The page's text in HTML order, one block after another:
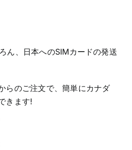
ん、日本へのSIMカードの発送
らのご注文で、簡単にカナダ
きます!